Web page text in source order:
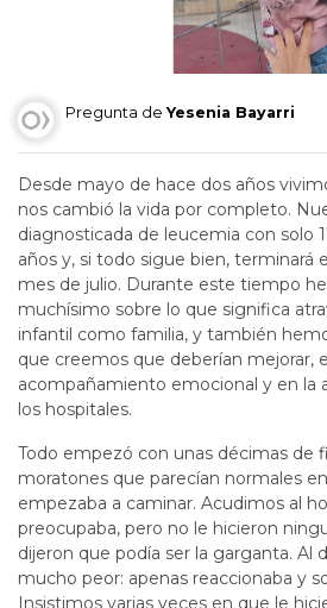
Pregunta deYesenia Bayarri
Desde mayo de hace dos años
nos cambió la vida por completo.
diagnosticada de leucemia con solo
años y, si todo sigue bien, terminará
mes de julio. Durante este tiempo
muchísimo sobre lo que significa
infantil como familia, y también
que creemos que deberían mejorar,
acompañamiento emocional y en la
los hospitales.
Todo empezó con unas décimas de
moratones que parecían normales
empezaba a caminar. Acudimos al
preocupaba, pero no le hicieron
dijeron que podía ser la garganta. Al
mucho peor: apenas reaccionaba y
Insistimos varias veces en que le